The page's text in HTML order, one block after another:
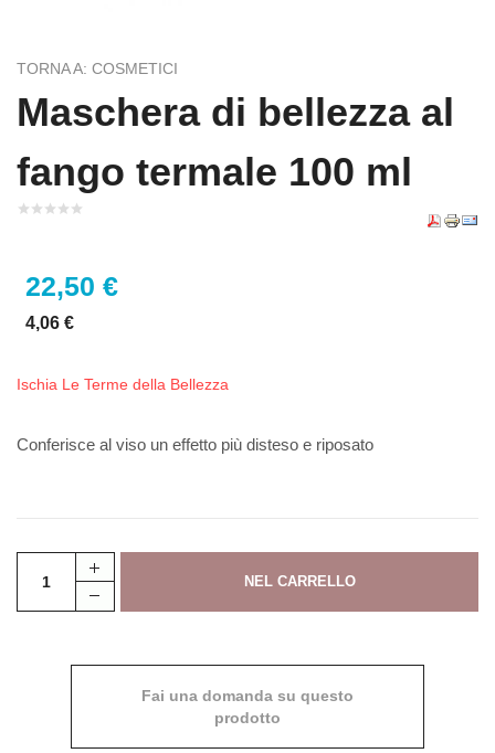
TORNA A: COSMETICI
Maschera di bellezza al
fango termale 100 ml
22,50 €
4,06 €
Ischia Le Terme della Bellezza
Conferisce al viso un effetto più disteso e riposato
Fai una domanda su questo
prodotto